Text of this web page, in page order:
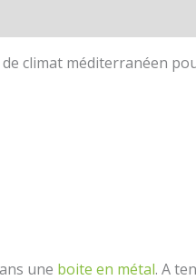
climat méditerranéen
une boite en métal. A